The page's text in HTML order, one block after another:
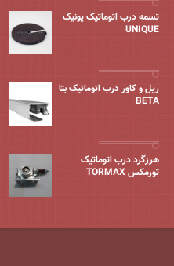
تسمه درب اتوماتیک یونیک
UNIQUE
ریل و کاور درب اتوماتیک بتا
BETA
هرزگرد درب اتوماتیک
تورمکس TORMAX